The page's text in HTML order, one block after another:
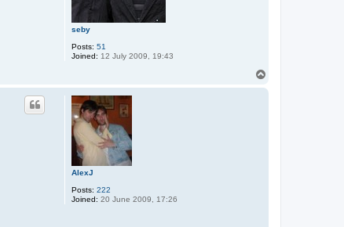
seby
Posts: 51
Joined: 12 July 2009, 19:43
AlexJ
Posts: 222
Joined: 20 June 2009, 17:26